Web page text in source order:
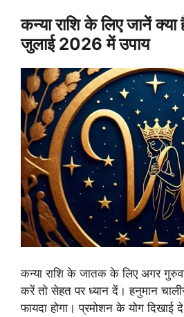
कन्या राशि के लिए जानें
जुलाई 2026 में उपाय
कन्या राशि के जातक के लिए अगर
करें तो सेहत पर ध्यान दें। हनुमान
फायदा होगा। प्रमोशन के योग दिखाई